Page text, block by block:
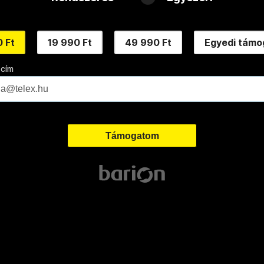
Ft 19 990 Ft 49 990 Ft Egyedi